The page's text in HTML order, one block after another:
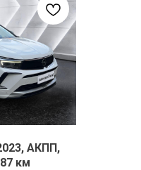
АКПП,
км